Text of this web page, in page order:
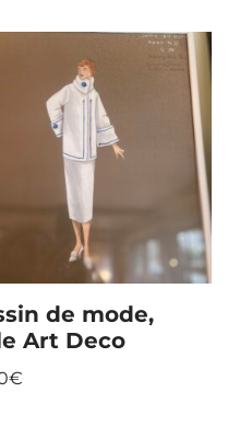
de mode,
Art Deco
€